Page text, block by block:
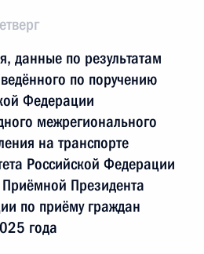
данные по результатам
по поручению
Федерации
межрегионального
на транспорте
Российской Федерации
Президента
по приёму граждан
года